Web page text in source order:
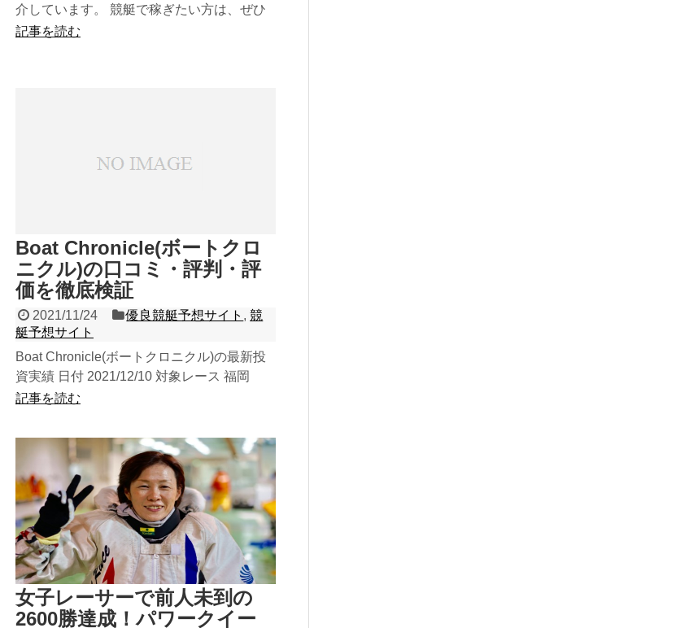
介しています。 競艇で稼ぎたい方は、ぜひ
参考にしてみてください！ 稼げる優良サイ
記事を読む
Boat Chronicle(ボートクロ
ニクル)の口コミ・評判・評
価を徹底検証
2021/11/24 優良競艇予想サイト ,競
艇予想サイト
Boat Chronicle(ボートクロニクル)の最新投
資実績 日付 2021/12/10 対象レース 福岡
10R→福岡11...
記事を読む
女子レーサーで前人未到の
2600勝達成！パワークイー